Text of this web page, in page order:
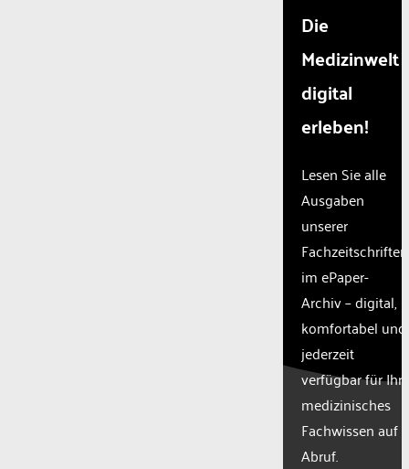
Die
Medizinwelt
digital
erleben!
Lesen Sie alle
Ausgaben
unserer
Fachzeitschriften
im ePaper-
Archiv – digital,
komfortabel und
jederzeit
verfügbar für Ihr
medizinisches
Fachwissen auf
Abruf.